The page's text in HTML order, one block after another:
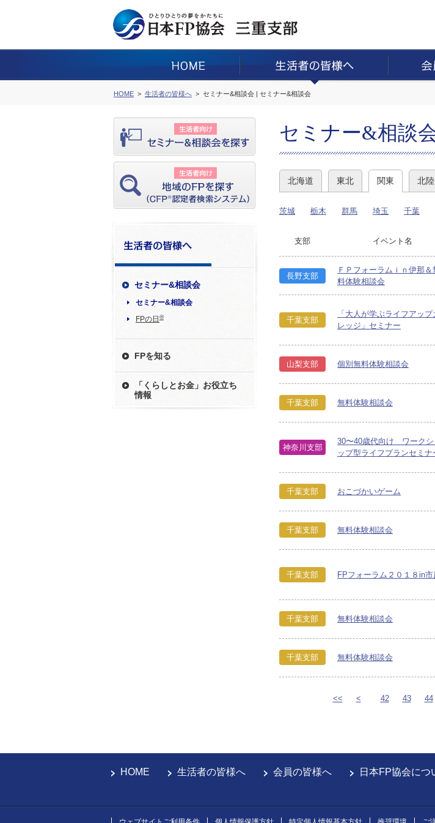
HOME 生活者の皆様へ セミナー&相談会 | セミナー&相談会
セミナー&相談会
セミナー&相談会
FPの日 ®
FPを知る
「くらしとお金」お役立ち
情報
セミナー&相談
北海道 東北 関東 北陸
茨城 栃木 群馬 埼玉 千葉
支部 イベント名
長野支部
ＦＰフォーラムｉｎ伊那＆
料体験相談会
千葉支部
「大人が学ぶライフアップ
レッジ」セミナー
山梨支部 個別無料体験相談会
千葉支部 無料体験相談会
神奈川支部
30〜40歳代向け ワークシ
ップ型ライフプランセミナ
千葉支部 おこづかいゲーム
千葉支部 無料体験相談会
千葉支部 FPフォーラム２０１８in市
千葉支部 無料体験相談会
千葉支部 無料体験相談会
<< < 42 43 44
HOME 生活者の皆様へ 会員の皆様へ 日本FP協会につ